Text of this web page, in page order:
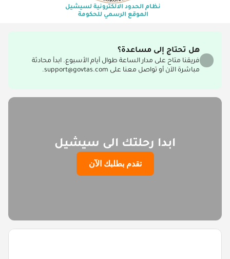
نظام الحدود الالكترونية لسيشيل
الموقع الرسمي للحكومة
هل تحتاج إلى مساعدة؟
فريقنا متاح على مدار الساعة طوال أيام الأسبوع. ابدأ محادثة
مباشرة الآن أو تواصل معنا على support@govtas.com.
ابدا رحلتك الى سيشيل
تقدم بطلبك الآن